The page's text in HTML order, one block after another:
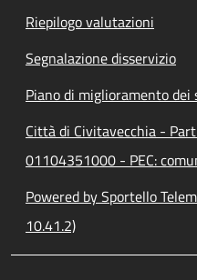
Riepilogo valutazioni
Segnalazione disservizio
Piano di miglioramento dei
Città di Civitavecchia -
01104351000 - PEC:
Powered by Sportello
10.41.2)